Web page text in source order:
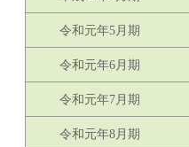
令和元年5月期
令和元年6月期
令和元年7月期
令和元年8月期